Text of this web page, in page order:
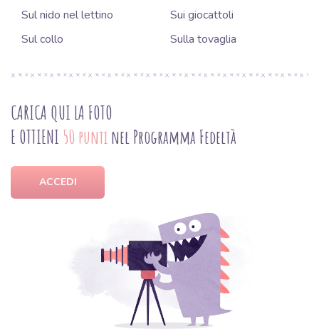
Sul nido nel lettino
Sui giocattoli
Sul collo
Sulla tovaglia
CARICA QUI LA FOTO
E OTTIENI 50 punti nel Programma Fedeltà
ACCEDI